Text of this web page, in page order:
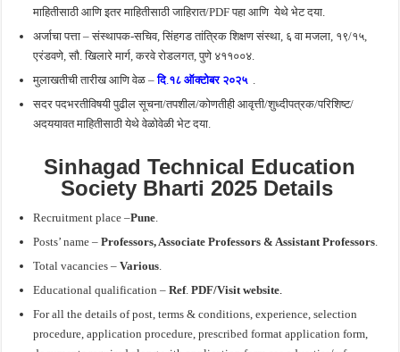
माहितीसाठी आणि इतर माहितीसाठी जाहिरात/PDF पहा आणि येथे भेट दया.
अर्जाचा पत्ता – संस्थापक-सचिव, सिंहगड तांत्रिक शिक्षण संस्था, ६ वा मजला, १९/१५,
एरंडवणे, सौ. खिलारे मार्ग, करवे रोडलगत, पुणे ४११००४.
मुलाखतीची तारीख आणि वेळ –दि. १८ ऑक्टोबर २०२५
सदर पदभरतीविषयी पुढील सूचना/तपशील/कोणतीही आवृत्ती/शुध्दीपत्रक/परिशिष्ट/
अदययावत माहितीसाठी येथे वेळोवेळी भेट दया.
Sinhagad Technical Education
Society Bharti 2025 Details
Recruitment place –Pune
Posts’ name –Professors, Associate Professors & Assistant Professors
Total vacancies – Various
Educational qualification –Ref.PDF/Visit website
For all the details of post, terms & conditions, experience, selection
procedure, application procedure, prescribed format application form,